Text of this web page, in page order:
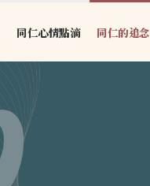
同仁心情點滴 同仁的追念